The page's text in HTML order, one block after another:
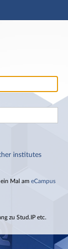
institutes
Mal am eCampus
zu Stud.IP etc.